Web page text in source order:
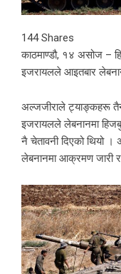
144Shares
काठमाण्डौ, १४ असोज –
इजरायलले आइतबार
अल्जजीराले ट्याङ्कहरू
इजरायलले लेबनानमा
नै चेतावनी दिएको थियो ।
लेबनानमा आक्रमण जारी